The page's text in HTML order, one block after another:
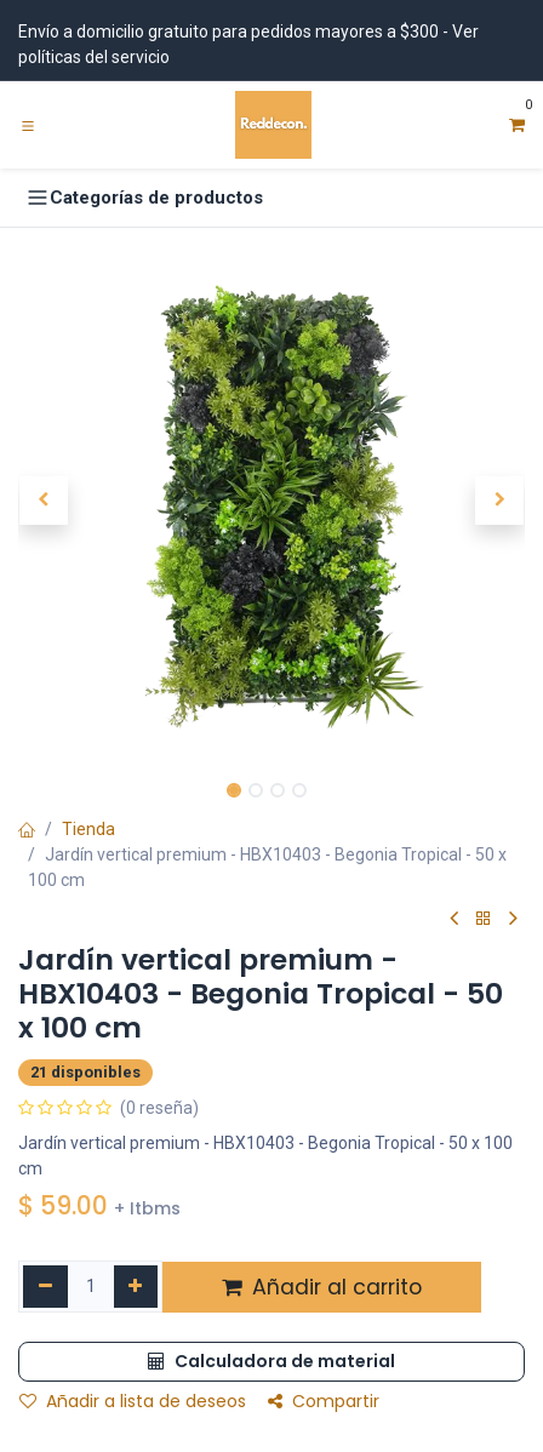
Envío a domicilio gratuito para pedidos mayores a $300 - Ver
políticas del servicio
0
Categorías de productos
Tienda
Jardín vertical premium - HBX10403 - Begonia Tropical - 50 x
100 cm
Jardín vertical premium -
HBX10403 - Begonia Tropical - 50
x 100 cm
21 disponibles
(0 reseña)
Jardín vertical premium - HBX10403 - Begonia Tropical - 50 x 100
cm
$ 59.00 + Itbms
Añadir al carrito
Calculadora de material
Añadir a lista de deseos
Compartir